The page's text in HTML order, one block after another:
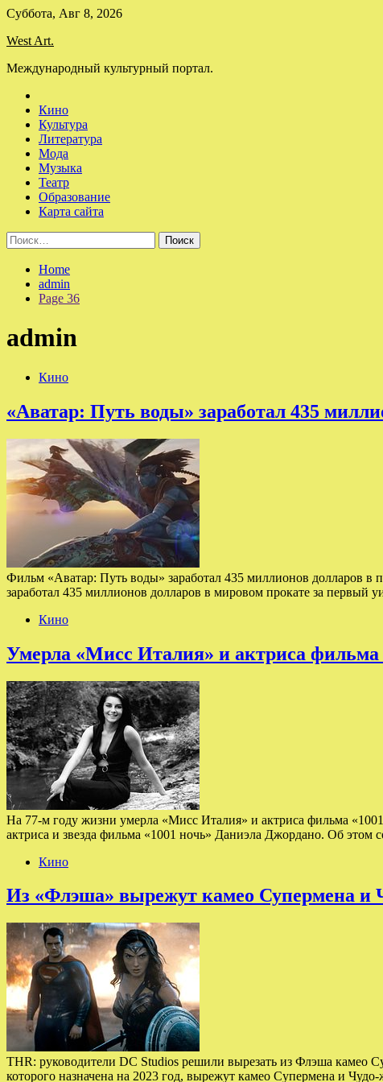
Skip
content
Суббота, Авг 8, 2026
West Art.
Международный культурный портал.
Кино
Культура
Литература
Мода
Музыка
Театр
Образование
Карта сайта
Найти:
Home
admin
Page 36
admin
Кино
«Аватар: Путь воды» заработал 435
Фильм «Аватар: Путь воды» заработал 435 миллионов долларов
заработал 435 миллионов долларов в мировом прокате за первый
Кино
Умерла «Мисс Италия» и актриса фильма
На 77-м году жизни умерла «Мисс Италия» и актриса фильма
актриса и звезда фильма «1001 ночь» Даниэла Джордано. Об
Кино
Из «Флэша» вырежут камео Супермена и
THR: руководители DC Studios решили вырезать из Флэша
которого назначена на 2023 год, вырежут камео Супермена и